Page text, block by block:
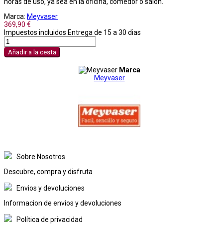
Marca: Meyvaser
369,90 €
Impuestos incluidos Entrega de 15 a 30 dias
Añadir a la cesta
Marca
Meyvaser
Sobre Nosotros
Descubre, compra y disfruta
Envios y devoluciones
Informacion de envios y devoluciones
Política de privacidad